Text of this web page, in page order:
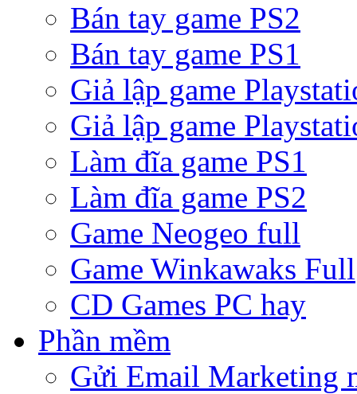
Bán tay game PS2
Bán tay game PS1
Giả lập game
Giả lập game
Làm đĩa game PS1
Làm đĩa game PS2
Game Neogeo full
Game Winkawaks Full
CD Games PC hay
Phần mềm
Gửi Email Marketing